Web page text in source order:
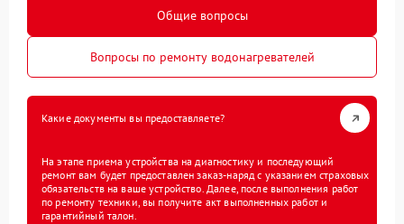
Общие вопросы
Вопросы по ремонту водонагревателей
Какие документы вы предоставляете?
На этапе приема устройства на диагностику и последующий
ремонт вам будет предоставлен заказ-наряд с указанием страховых
обязательств на ваше устройство. Далее, после выполнения работ
по ремонту техники, вы получите акт выполненных работ и
гарантийный талон.